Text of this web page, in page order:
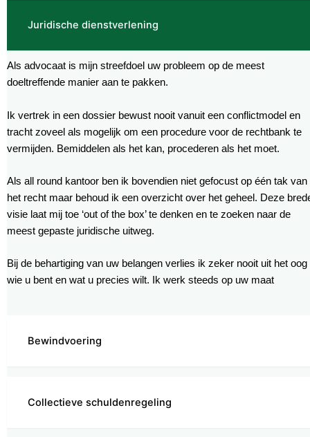
Juridische dienstverlening
Bewindvoering
Collectieve schuldenregeling
Als advocaat is mijn streefdoel uw probleem op de meest
doeltreffende manier aan te pakken.
Ik vertrek in een dossier bewust nooit vanuit een conflictmodel en
tracht zoveel als mogelijk om een procedure voor de rechtbank te
vermijden. Bemiddelen als het kan, procederen als het moet.
Als all round kantoor ben ik bovendien niet gefocust op één tak van
het recht maar behoud ik een overzicht over het geheel. Deze
visie laat mij toe ‘out of the box’ te denken en te zoeken naar de
meest gepaste juridische uitweg.
Bij de behartiging van uw belangen verlies ik zeker nooit uit het oog
wie u bent en wat u precies wilt. Ik werk steeds op uw maat